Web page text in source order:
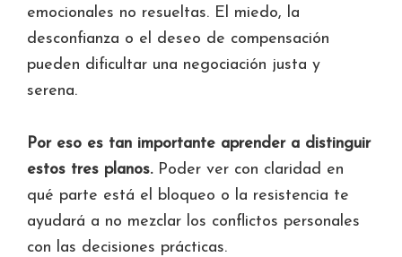
emocionales no resueltas. El miedo, la
desconfianza o el deseo de compensación
pueden dificultar una negociación justa y
serena.
Por eso es tan importante aprender a distinguir
estos tres planos.Poder ver con claridad en
qué parte está el bloqueo o la resistencia te
ayudará a no mezclar los conflictos personales
con las decisiones prácticas.